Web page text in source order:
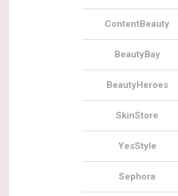
ContentBeauty
BeautyBay
BeautyHeroes
SkinStore
YesStyle
Sephora